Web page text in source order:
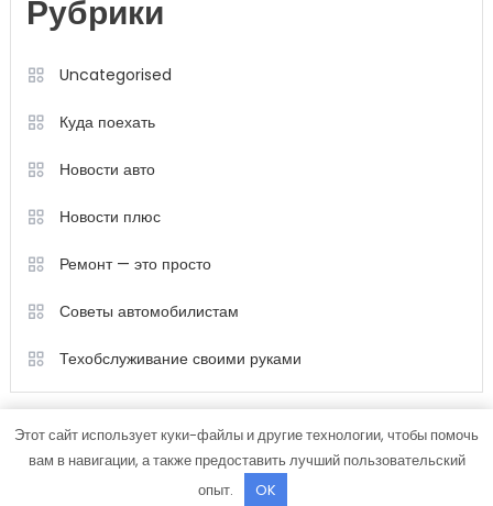
Рубрики
Uncategorised
Куда поехать
Новости авто
Новости плюс
Ремонт — это просто
Советы автомобилистам
Техобслуживание своими руками
Тема: Color Magazine от
Этот сайт использует куки-файлы и другие технологии, чтобы помочь
вам в навигации, а также предоставить лучший пользовательский
опыт.
OK